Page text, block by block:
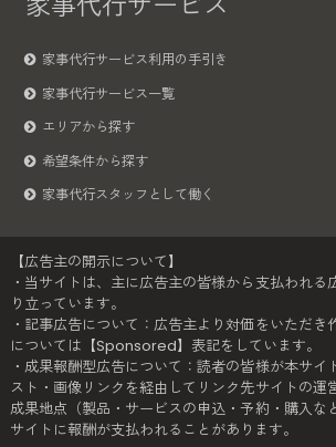
家事代行サービス利用の手引き
家事代行サービス一覧
エリアから探す
希望条件から探す
家事代行スタッフとして働く
【広告主の開示について】
・当サイトは、主に広告主の皆様から支払われる
り立っています。
・記事広告について：広告主より対価をいただき
については【Sponsored】表記をしています。
・成果報酬型広告について：読者の皆様が本サイ
スト・画像リンクを経由してリンク先サイトの運
成果地点（製品・サービスの申込・予約・購入な
サイトに報酬が支払われることがあります。